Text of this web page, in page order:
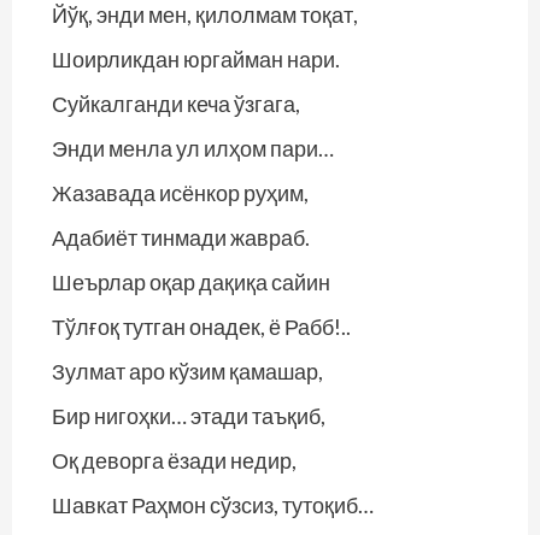
Йўқ, энди мен, қилолмам тоқат,
Шоирликдан юргайман нари.
Суйкалганди кеча ўзгага,
Энди менла ул илҳом пари…
Жазавада исёнкор руҳим,
Адабиёт тинмади жавраб.
Шеърлар оқар дақиқа сайин
Тўлғоқ тутган онадек, ё Рабб!..
Зулмат аро кўзим қамашар,
Бир нигоҳки… этади таъқиб,
Оқ деворга ёзади недир,
Шавкат Раҳмон сўзсиз, тутоқиб…